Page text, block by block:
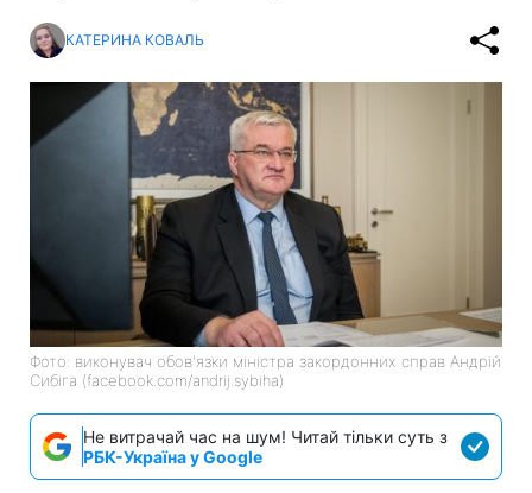
КАТЕРИНА КОВАЛЬ
Фото: виконувач обов'язки міністра закордонних справ Андрій
Сибіга (facebook.com/andrij.sybiha)
Не витрачай час на шум! Читай тільки суть з
РБК-Україна у Google